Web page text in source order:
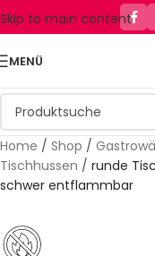
Skip to main content
MENÜ
Home / Shop /
Tischhussen / runde
schwer entflammbar